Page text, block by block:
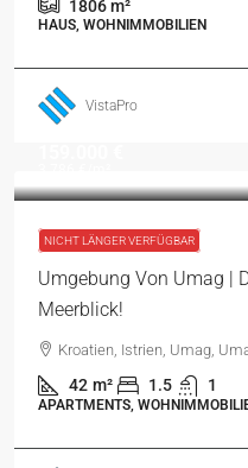
1806m²
HAUS, WOHNIMMOBILIEN
VistaPro
NICHT LÄNGER VERFÜGBAR
Umgebung Von Umag |
Meerblick!
Kroatien, Istrien, Umag,
42 m² 1.5 1
APARTMENTS,